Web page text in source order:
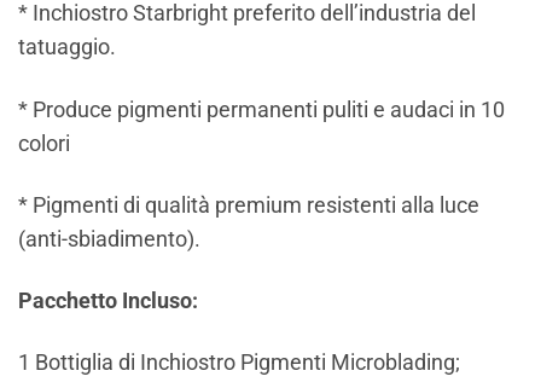
* Inchiostro Starbright preferito dell’industria del
tatuaggio.
* Produce pigmenti permanenti puliti e audaci in 10
colori
* Pigmenti di qualità premium resistenti alla luce
(anti-sbiadimento).
Pacchetto Incluso:
1 Bottiglia di Inchiostro Pigmenti Microblading;